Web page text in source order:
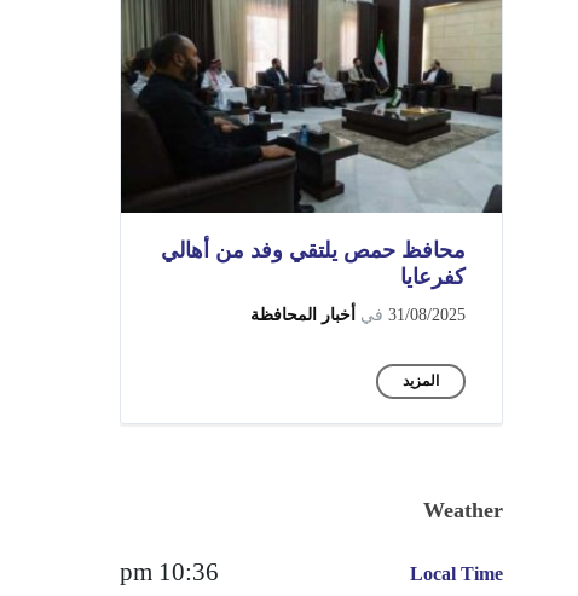
محافظ حمص يلتقي وفد من أهالي
كفرعايا
31/08/2025 في أخبار المحافظة
المزيد
Weather
Local Time
10:36 pm